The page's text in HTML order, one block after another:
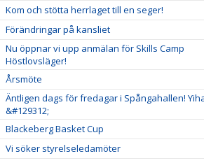
Kom och stötta herrlaget till en seger!
Förändringar på kansliet
Nu öppnar vi upp anmälan för Skills Camp
Höstlovsläger!
Årsmöte
Äntligen dags för fredagar i Spångahallen!
&#129312;
Blackeberg Basket Cup
Vi söker styrelseledamöter